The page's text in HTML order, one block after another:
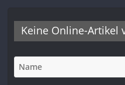
Keine Online-Artikel